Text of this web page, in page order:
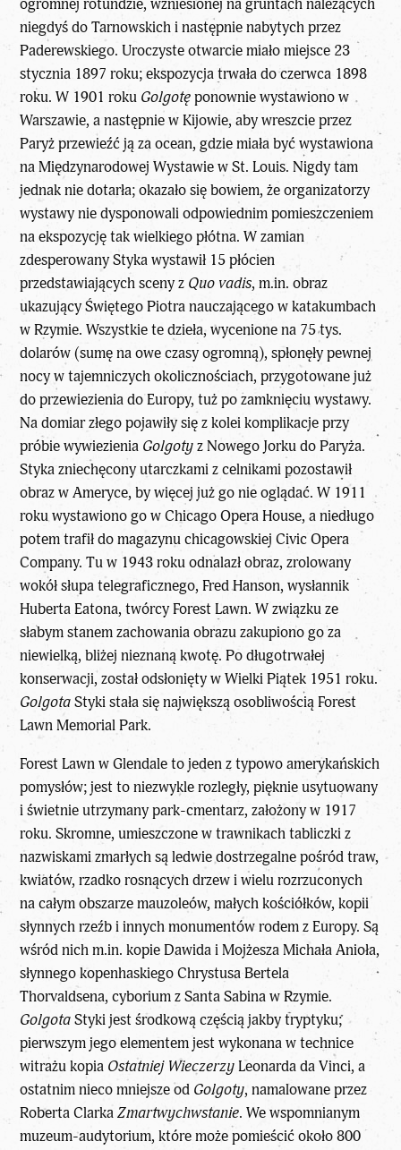
ogromnej rotundzie, wzniesionej na gruntach należących
niegdyś do Tarnowskich i następnie nabytych przez
Paderewskiego. Uroczyste otwarcie miało miejsce 23
stycznia 1897 roku; ekspozycja trwała do czerwca 1898
roku. W 1901 roku Golgotęponownie wystawiono w
Warszawie, a następnie w Kijowie, aby wreszcie przez
Paryż przewieźć ją za ocean, gdzie miała być wystawiona
na Międzynarodowej Wystawie w St. Louis. Nigdy tam
jednak nie dotarła; okazało się bowiem, że organizatorzy
wystawy nie dysponowali odpowiednim pomieszczeniem
na ekspozycję tak wielkiego płótna. W zamian
zdesperowany Styka wystawił 15 płócien
przedstawiających sceny z Quo vadis, m.in. obraz
ukazujący Świętego Piotra nauczającego w katakumbach
w Rzymie. Wszystkie te dzieła, wycenione na 75 tys.
dolarów (sumę na owe czasy ogromną), spłonęły pewnej
nocy w tajemniczych okolicznościach, przygotowane już
do przewiezienia do Europy, tuż po zamknięciu wystawy.
Na domiar złego pojawiły się z kolei komplikacje przy
próbie wywiezienia Golgotyz Nowego Jorku do Paryża.
Styka zniechęcony utarczkami z celnikami pozostawił
obraz w Ameryce, by więcej już go nie oglądać. W 1911
roku wystawiono go w Chicago Opera House, a niedługo
potem trafił do magazynu chicagowskiej Civic Opera
Company. Tu w 1943 roku odnalazł obraz, zrolowany
wokół słupa telegraficznego, Fred Hanson, wysłannik
Huberta Eatona, twórcy Forest Lawn. W związku ze
słabym stanem zachowania obrazu zakupiono go za
niewielką, bliżej nieznaną kwotę. Po długotrwałej
konserwacji, został odsłonięty w Wielki Piątek 1951 roku.
GolgotaStyki stała się największą osobliwością Forest
Lawn Memorial Park.
Forest Lawn w Glendale to jeden z typowo amerykańskich
pomysłów; jest to niezwykle rozległy, pięknie usytuowany
i świetnie utrzymany park-cmentarz, założony w 1917
roku. Skromne, umieszczone w trawnikach tabliczki z
nazwiskami zmarłych są ledwie dostrzegalne pośród traw,
kwiatów, rzadko rosnących drzew i wielu rozrzuconych
na całym obszarze mauzoleów, małych kościółków, kopii
słynnych rzeźb i innych monumentów rodem z Europy. Są
wśród nich m.in. kopie Dawida i Mojżesza Michała Anioła,
słynnego kopenhaskiego Chrystusa Bertela
Thorvaldsena, cyborium z Santa Sabina w Rzymie.
GolgotaStyki jest środkową częścią jakby tryptyku;
pierwszym jego elementem jest wykonana w technice
witrażu kopia Ostatniej WieczerzyLeonarda da Vinci, a
ostatnim nieco mniejsze od Golgoty, namalowane przez
Roberta ClarkaZmartwychwstanie. We wspomnianym
muzeum-audytorium, które może pomieścić około 800